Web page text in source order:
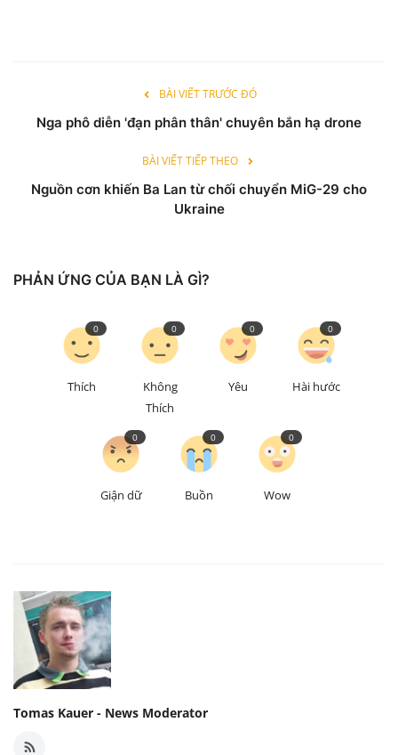
BÀI VIẾT TRƯỚC ĐÓ
Nga phô diễn 'đạn phân thân' chuyên bắn hạ drone
BÀI VIẾT TIẾP THEO
Nguồn cơn khiến Ba Lan từ chối chuyển MiG-29 cho
Ukraine
PHẢN ỨNG CỦA BẠN LÀ GÌ?
Thích
0
Không
Thích
0
Yêu
0
Hài hước
0
Giận dữ
0
Buồn
0
Wow
0
Tomas Kauer - News Moderator